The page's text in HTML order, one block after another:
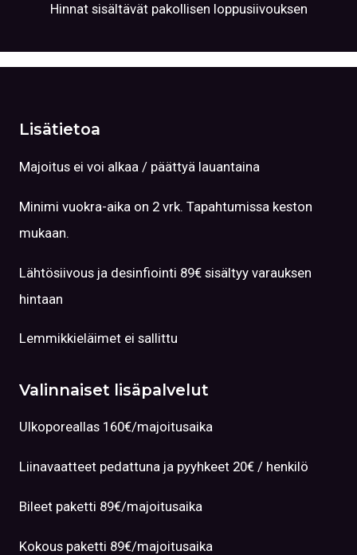
Hinnat sisältävät pakollisen loppusiivouksen
Lisätietoa
Majoitus ei voi alkaa / päättyä lauantaina
Minimi vuokra-aika on 2 vrk. Tapahtumissa keston
mukaan.
Lähtösiivous ja desinfiointi 89€ sisältyy varauksen
hintaan
Lemmikkieläimet ei sallittu
Valinnaiset lisäpalvelut
Ulkoporeallas 160€/majoitusaika
Liinavaatteet pedattuna ja pyyhkeet 20€ / henkilö
Bileet paketti 89€/majoitusaika
Kokous paketti 89€/majoitusaika